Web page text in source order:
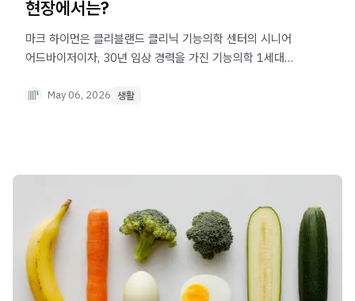
현장에서는?
마크 하이먼은 클리블랜드 클리닉 기능의학 센터의 시니어
어드바이저이자, 30년 임상 경력을 가진 기능의학 1세대
근본적입니다. "왜 어떤 사람은 80세에도 활기차고, 어떤
May 06, 2026 생활